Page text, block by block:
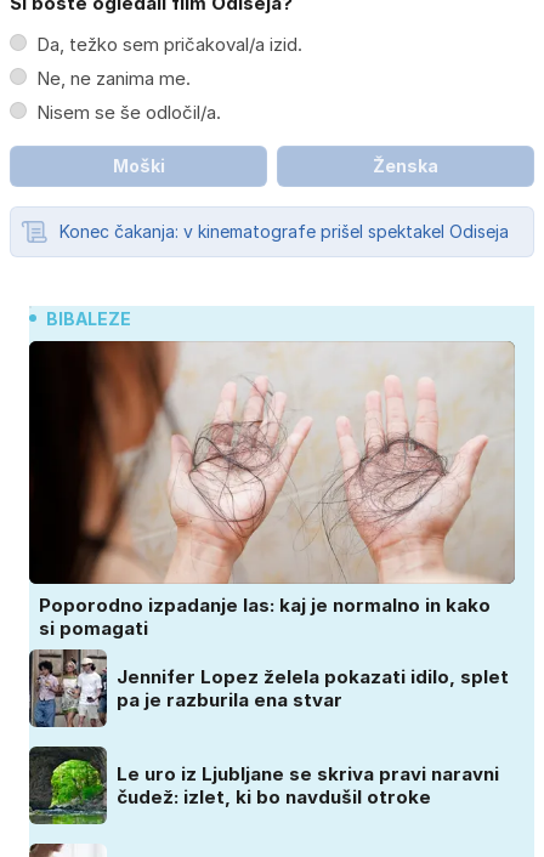
Da, težko sem pričakoval/a izid.
Ne, ne zanima me.
Nisem se še odločil/a.
Moški Ženska
Konec čakanja: v kinematografe prišel spektakel Odiseja
BIBALEZE
Poporodno izpadanje las: kaj je normalno in kako
si pomagati
Jennifer Lopez želela pokazati idilo, splet
pa je razburila ena stvar
Le uro iz Ljubljane se skriva pravi naravni
čudež: izlet, ki bo navdušil otroke